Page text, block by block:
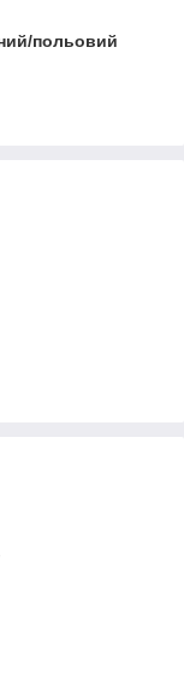
польовий